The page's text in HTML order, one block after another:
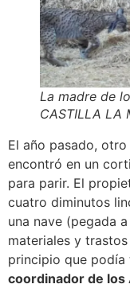
La madre de
CASTILLA LA
El año pasado,
encontró en un
para parir. El
cuatro diminutos
una nave (pegada
materiales y
principio que podía
coordinador de los